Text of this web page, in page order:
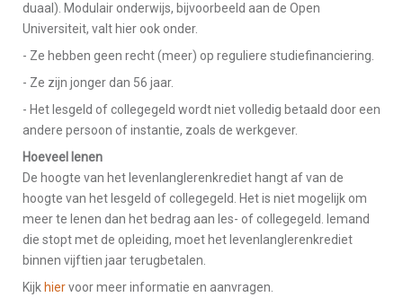
duaal). Modulair onderwijs, bijvoorbeeld aan de Open
Universiteit, valt hier ook onder.
- Ze hebben geen recht (meer) op reguliere studiefinanciering.
- Ze zijn jonger dan 56 jaar.
- Het lesgeld of collegegeld wordt niet volledig betaald door een
andere persoon of instantie, zoals de werkgever.
Hoeveel lenen
De hoogte van het levenlanglerenkrediet hangt af van de
hoogte van het lesgeld of collegegeld. Het is niet mogelijk om
meer te lenen dan het bedrag aan les- of collegegeld. Iemand
die stopt met de opleiding, moet het levenlanglerenkrediet
binnen vijftien jaar terugbetalen.
Kijk hiervoor meer informatie en aanvragen.